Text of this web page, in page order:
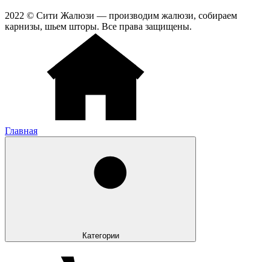
2022 © Сити Жалюзи — производим жалюзи, собираем
карнизы, шьем шторы. Все права защищены.
Главная
Категории